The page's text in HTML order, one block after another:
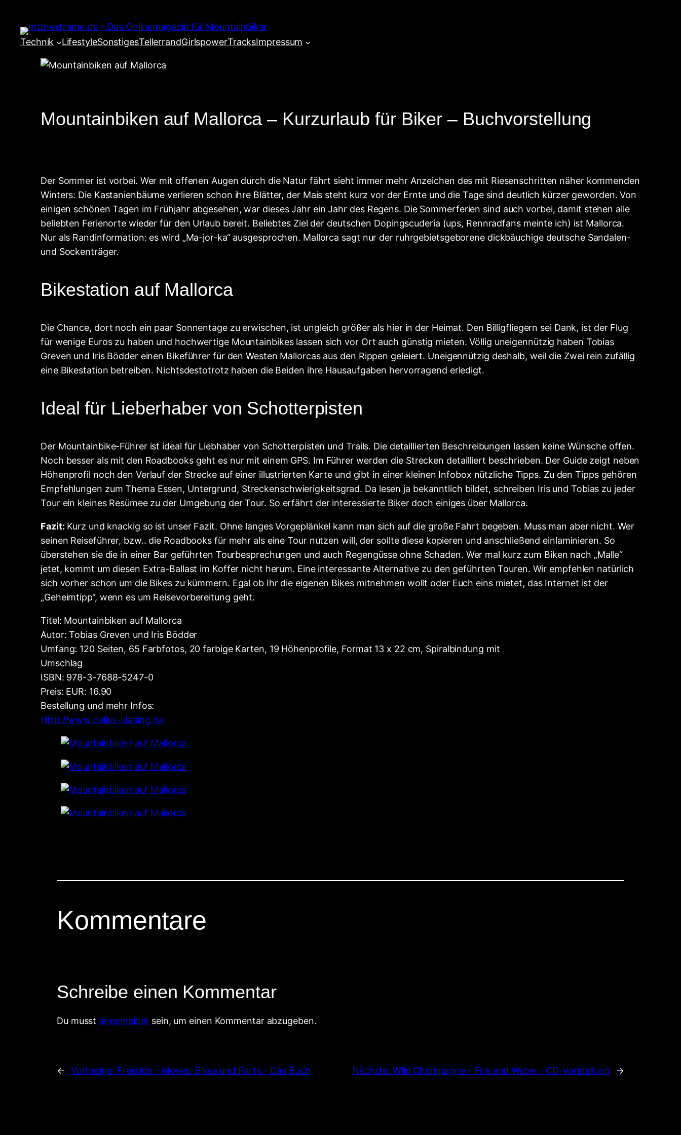
Inhalt
springen
Technik LifestyleSonstigesTellerrandGirlspowerTracksImpressum
Mountainbiken auf Mallorca – Kurzurlaub für Biker – Buchvorstellung
Der Sommer ist vorbei. Wer mit offenen Augen durch die Natur fährt sieht immer mehr Anzeichen des mit Riesenschritten näher kommenden
Winters: Die Kastanienbäume verlieren schon ihre Blätter, der Mais steht kurz vor der Ernte und die Tage sind deutlich kürzer geworden. Von
einigen schönen Tagen im Frühjahr abgesehen, war dieses Jahr ein Jahr des Regens. Die Sommerferien sind auch vorbei, damit stehen alle
beliebten Ferienorte wieder für den Urlaub bereit. Beliebtes Ziel der deutschen Dopingscuderia (ups, Rennradfans meinte ich) ist Mallorca.
Nur als Randinformation: es wird „Ma-jor-ka“ ausgesprochen. Mallorca sagt nur der ruhrgebietsgeborene dickbäuchige deutsche Sandalen-
und Sockenträger.
Bikestation auf Mallorca
Die Chance, dort noch ein paar Sonnentage zu erwischen, ist ungleich größer als hier in der Heimat. Den Billigfliegern sei Dank, ist der Flug
für wenige Euros zu haben und hochwertige Mountainbikes lassen sich vor Ort auch günstig mieten. Völlig uneigennützig haben Tobias
Greven und Iris Bödder einen Bikeführer für den Westen Mallorcas aus den Rippen geleiert. Uneigennützig deshalb, weil die Zwei rein zufällig
eine Bikestation betreiben. Nichtsdestotrotz haben die Beiden ihre Hausaufgaben hervorragend erledigt.
Ideal für Lieberhaber von Schotterpisten
Der Mountainbike-Führer ist ideal für Liebhaber von Schotterpisten und Trails. Die detaillierten Beschreibungen lassen keine Wünsche offen.
Noch besser als mit den Roadbooks geht es nur mit einem GPS. Im Führer werden die Strecken detailliert beschrieben. Der Guide zeigt neben
Höhenprofil noch den Verlauf der Strecke auf einer illustrierten Karte und gibt in einer kleinen Infobox nützliche Tipps. Zu den Tipps gehören
Empfehlungen zum Thema Essen, Untergrund, Streckenschwierigkeitsgrad. Da lesen ja bekanntlich bildet, schreiben Iris und Tobias zu jeder
Tour ein kleines Resümee zu der Umgebung der Tour. So erfährt der interessierte Biker doch einiges über Mallorca.
Fazit: Kurz und knackig so ist unser Fazit. Ohne langes Vorgeplänkel kann man sich auf die große Fahrt begeben. Muss man aber nicht. Wer
seinen Reiseführer, bzw.. die Roadbooks für mehr als eine Tour nutzen will, der sollte diese kopieren und anschließend einlaminieren. So
überstehen sie die in einer Bar geführten Tourbesprechungen und auch Regengüsse ohne Schaden. Wer mal kurz zum Biken nach „Malle“
jetet, kommt um diesen Extra-Ballast im Koffer nicht herum. Eine interessante Alternative zu den geführten Touren. Wir empfehlen natürlich
sich vorher schon um die Bikes zu kümmern. Egal ob Ihr die eigenen Bikes mitnehmen wollt oder Euch eins mietet, das Internet ist der
„Geheimtipp“, wenn es um Reisevorbereitung geht.
Titel: Mountainbiken auf Mallorca
Autor: Tobias Greven und Iris Bödder
Umfang: 120 Seiten, 65 Farbfotos, 20 farbige Karten, 19 Höhenprofile, Format 13 x 22 cm, Spiralbindung mit
Umschlag
ISBN: 978-3-7688-5247-0
Preis: EUR: 16.90
Bestellung und mehr Infos:
Http://www.delius-klasing.de
Kommentare
Schreibe einen Kommentar
Du musst angemeldet sein, um einen Kommentar abzugeben.
← Vorherige: Freeride – Moves, Bikes und Parts – Das Buch Nächste: Wild Champagne – Fire and Water – CD-Vorstellung →